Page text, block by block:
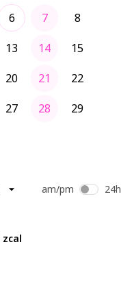
6 7
8
13 14
15
20 21
22
27 28
29
am/pm 24h
zcal